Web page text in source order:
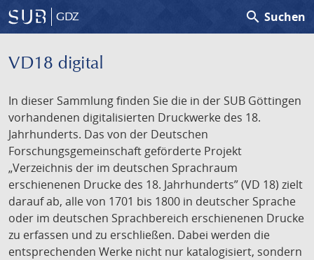
GDZ search Suchen
VD18 digital
In dieser Sammlung finden Sie die in der SUB Göttingen
vorhandenen digitalisierten Druckwerke des 18.
Jahrhunderts. Das von der Deutschen
Forschungsgemeinschaft geförderte Projekt
„Verzeichnis der im deutschen Sprachraum
erschienenen Drucke des 18. Jahrhunderts” (VD 18) zielt
darauf ab, alle von 1701 bis 1800 in deutscher Sprache
oder im deutschen Sprachbereich erschienenen Drucke
zu erfassen und zu erschließen. Dabei werden die
entsprechenden Werke nicht nur katalogisiert, sondern